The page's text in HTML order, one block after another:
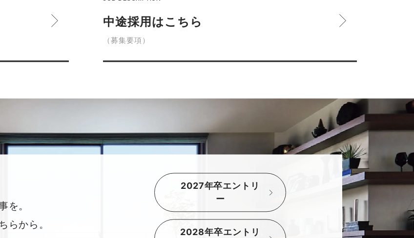
中途採用はこちら
（募集要項）
を。
らから。
2027年卒エントリ
ー
2028年卒エントリ